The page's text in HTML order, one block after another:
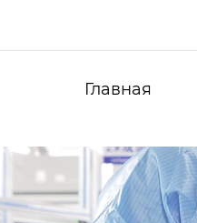
Главная